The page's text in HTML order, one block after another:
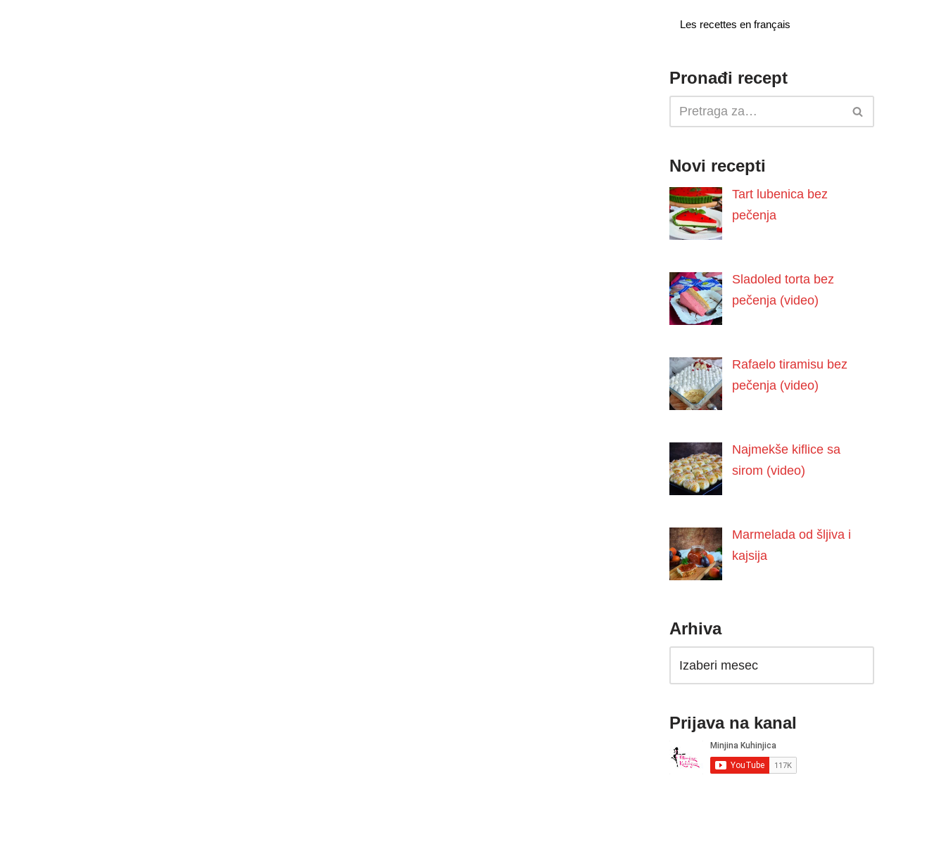
Les recettes en français
Pronađi recept
Novi recepti
Tart lubenica bez
pečenja
Sladoled torta bez
pečenja (video)
Rafaelo tiramisu bez
pečenja (video)
Najmekše kiflice sa
sirom (video)
Marmelada od šljiva i
kajsija
Arhiva
Prijava na kanal